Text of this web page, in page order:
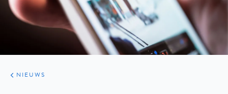
ARTIKELEN
HET
KORT
NIEUWS